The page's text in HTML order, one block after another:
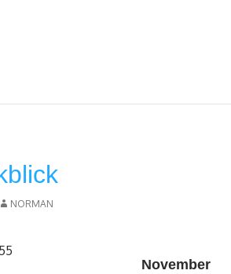
NORMAN
November